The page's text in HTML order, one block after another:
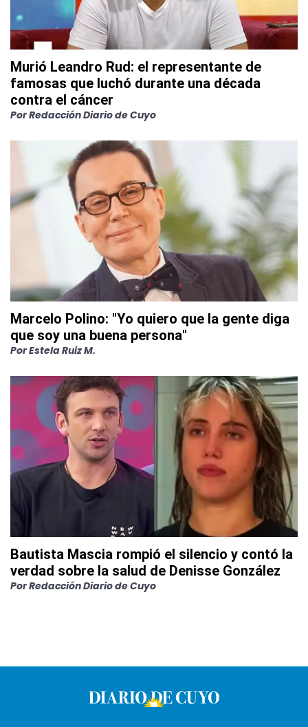
Murió Leandro Rud: el representante de
famosas que luchó durante una década
contra el cáncer
PorRedacción Diario de Cuyo
Marcelo Polino: "Yo quiero que la gente diga
que soy una buena persona"
PorEstela Ruiz M.
Bautista Mascia rompió el silencio y contó la
verdad sobre la salud de Denisse González
PorRedacción Diario de Cuyo